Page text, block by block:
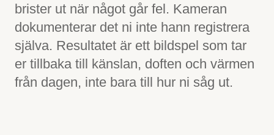
brister ut när något går fel. Kameran
dokumenterar det ni inte hann registrera
själva. Resultatet är ett bildspel som tar
er tillbaka till känslan, doften och värmen
från dagen, inte bara till hur ni såg ut.